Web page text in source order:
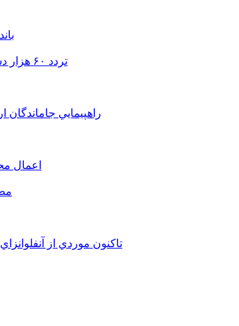
تردد ۶۰ هزار دستگاه ناوگان ترانزیتی از پایانه‌های مرزی آذربایجان ‌غربی
راهپيمايي
اعمال
تاکنون موردي از